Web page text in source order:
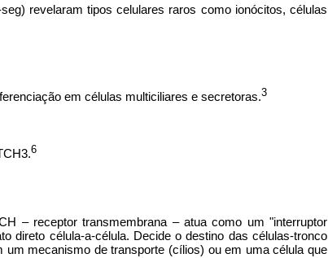
revelaram tipos celulares raros como ionócitos, células
em células multiciliares e secretoras.3
6
– receptor transmembrana – atua como um "interruptor
direto célula-a-célula. Decide o destino das células-tronco
mecanismo de transporte (cílios) ou em uma célula que